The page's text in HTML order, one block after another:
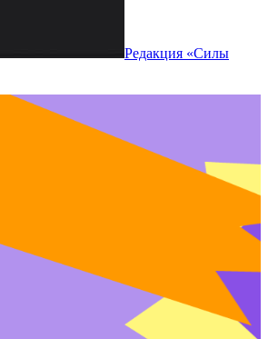
Редакция «Силы